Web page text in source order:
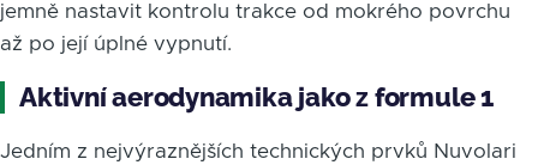
jemně nastavit kontrolu trakce od mokrého povrchu
až po její úplné vypnutí.
Aktivní aerodynamika jako z formule 1
Jedním z nejvýraznějších technických prvků Nuvolari